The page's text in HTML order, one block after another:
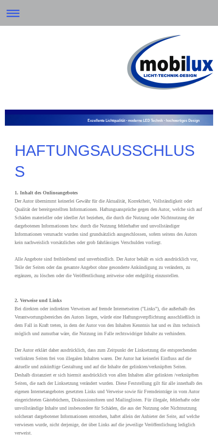
Exzellente Lichtqualität - moderne LED Technik - hochwertiges Design
HAFTUNGSAUSSCHLUS
S
1. Inhalt des Onlineangebotes
Der Autor übernimmt keinerlei Gewähr für die Aktualität, Korrektheit, Vollständigkeit oder
Qualität der bereitgestellten Informationen. Haftungsansprüche gegen den Autor, welche sich auf
Schäden materieller oder ideeller Art beziehen, die durch die Nutzung oder Nichtnutzung der
dargebotenen Informationen bzw. durch die Nutzung fehlerhafter und unvollständiger
Informationen verursacht wurden sind grundsätzlich ausgeschlossen, sofern seitens des Autors
kein nachweislich vorsätzliches oder grob fahrlässiges Verschulden vorliegt.
Alle Angebote sind freibleibend und unverbindlich. Der Autor behält es sich ausdrücklich vor,
Teile der Seiten oder das gesamte Angebot ohne gesonderte Ankündigung zu verändern, zu
ergänzen, zu löschen oder die Veröffentlichung zeitweise oder endgültig einzustellen.
2. Verweise und Links
Bei direkten oder indirekten Verweisen auf fremde Internetseiten ("Links"), die außerhalb des
Verantwortungsbereiches des Autors liegen, würde eine Haftungsverpflichtung ausschließlich in
dem Fall in Kraft treten, in dem der Autor von den Inhalten Kenntnis hat und es ihm technisch
möglich und zumutbar wäre, die Nutzung im Falle rechtswidriger Inhalte zu verhindern.
Der Autor erklärt daher ausdrücklich, dass zum Zeitpunkt der Linksetzung die entsprechenden
verlinkten Seiten frei von illegalen Inhalten waren. Der Autor hat keinerlei Einfluss auf die
aktuelle und zukünftige Gestaltung und auf die Inhalte der gelinkten/verknüpften Seiten.
Deshalb distanziert er sich hiermit ausdrücklich von allen Inhalten aller gelinkten /verknüpften
Seiten, die nach der Linksetzung verändert wurden. Diese Feststellung gilt für alle innerhalb des
eigenen Internetangebotes gesetzten Links und Verweise sowie für Fremdeinträge in vom Autor
eingerichteten Gästebüchern, Diskussionsforen und Mailinglisten. Für illegale, fehlerhafte oder
unvollständige Inhalte und insbesondere für Schäden, die aus der Nutzung oder Nichtnutzung
solcherart dargebotener Informationen entstehen, haftet allein der Anbieter der Seite, auf welche
verwiesen wurde, nicht derjenige, der über Links auf die jeweilige Veröffentlichung lediglich
verweist.